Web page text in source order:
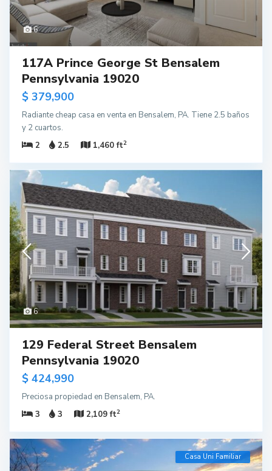
6
117A Prince George St Bensalem
Pennsylvania 19020
$ 379,900
Radiante cheap casa en venta en Bensalem, PA. Tiene 2.5 baños
y 2 cuartos.
2
2.5 1,460 ft2
6
129 Federal Street Bensalem
Pennsylvania 19020
$ 424,990
Preciosa propiedad en Bensalem, PA.
3
3 2,109 ft2
Casa Uni Familiar